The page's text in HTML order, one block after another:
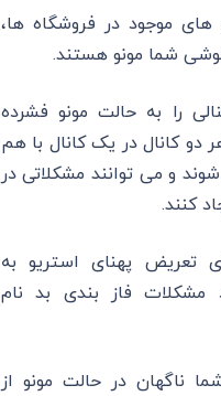
های موجود در فروشگاه‌ ها،
شما مونو هستند.
را به حالت مونو فشرده
دو کانال در یک کانال با هم
و می ‌توانند مشکلاتی در
کنند.
تعریض پهنای استریو به
مشکلات فاز بندی بد نام
ناگهان در حالت مونو از